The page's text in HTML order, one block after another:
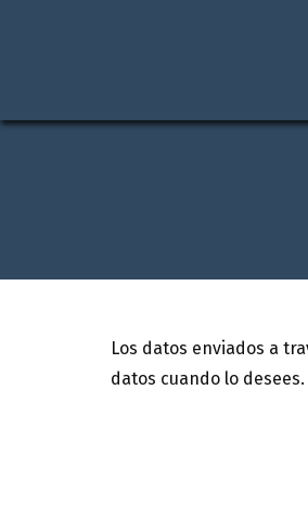
Los datos enviados a
datos cuando lo desees.